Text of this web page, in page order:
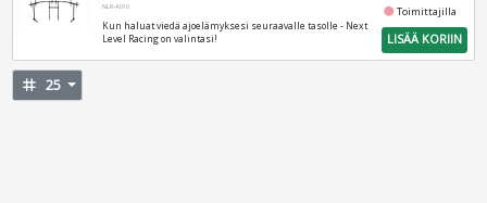
NLR-A010
Kun haluat viedä ajoelämyksesi seuraavalle tasolle - Next
Level Racing on valintasi!
fiber_manual_recordToimittajilla
LISÄÄ KORIIN
tag 25